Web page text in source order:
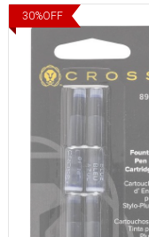
30%OFF